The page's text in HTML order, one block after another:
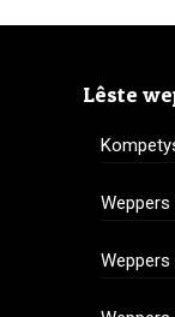
Lêste